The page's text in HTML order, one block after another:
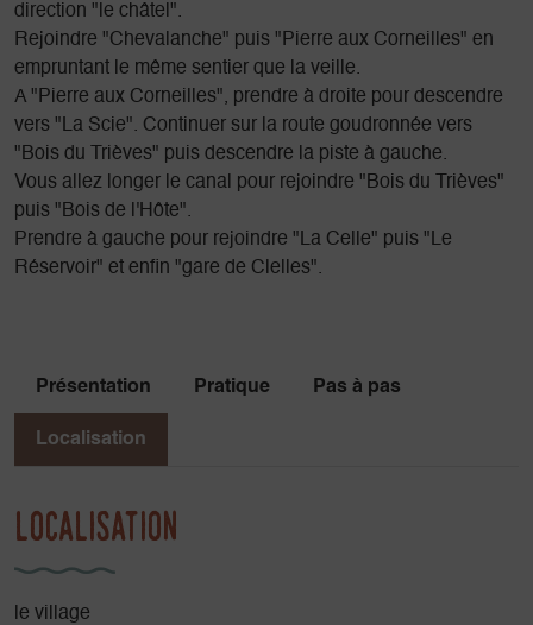
direction "le châtel".
Rejoindre "Chevalanche" puis "Pierre aux Corneilles" en
empruntant le même sentier que la veille.
A "Pierre aux Corneilles", prendre à droite pour descendre
vers "La Scie". Continuer sur la route goudronnée vers
"Bois du Trièves" puis descendre la piste à gauche.
Vous allez longer le canal pour rejoindre "Bois du Trièves"
puis "Bois de l'Hôte".
Prendre à gauche pour rejoindre "La Celle" puis "Le
Réservoir" et enfin "gare de Clelles".
Présentation Pratique Pas à pas
Localisation
Localisation
le village